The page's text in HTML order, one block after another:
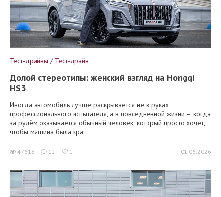
Тест-драйвы / Тест-драйв
Долой стереотипы: женский взгляд на Hongqi
HS3
Иногда автомобиль лучше раскрывается не в руках
профессионального испытателя, а в повседневной жизни – когда
за рулём оказывается обычный человек, который просто хочет,
чтобы машина была кра...
47618 12 1 01.06.2026